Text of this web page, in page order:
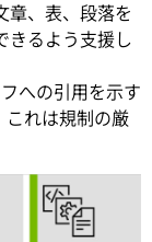
章、表、段落を
きるよう支援し
への引用を示す
これは規制の厳